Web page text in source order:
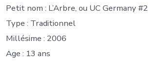
Petit nom : L’Arbre, ou UC Germany #2
Type : Traditionnel
Millésime : 2006
Age : 13 ans